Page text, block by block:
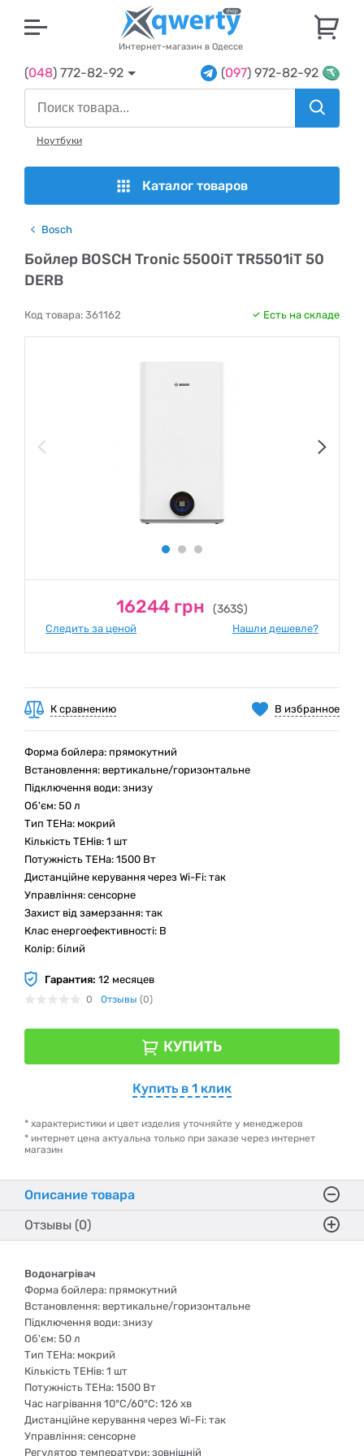
Интернет-магазин в Одессе
(048) 772-82-92 (097) 972-82-92
Ноутбуки
Каталог товаров
Bosch
Бойлер BOSCH Tronic 5500iT TR5501iT 50
DERB
Код товара: 361162 Есть на складе
16244 грн (363$)
Следить за ценой Нашли дешевле?
В избранное
К сравнению
Форма бойлера: прямокутний
Встановлення: вертикальне/горизонтальне
Підключення води: знизу
Об'єм: 50 л
Тип ТЕНа: мокрий
Кількість ТЕНів: 1 шт
Потужність ТЕНа: 1500 Вт
Дистанційне керування через Wi-Fi: так
Управління: сенсорне
Захист від замерзання: так
Клас енергоефективності: В
Колір: білий
Гарантия: 12 месяцев
0 Отзывы (0)
КУПИТЬ
Купить в 1 клик
* характеристики и цвет изделия уточняйте у менеджеров
* интернет цена актуальна только при заказе через интернет
магазин
Описание товара
Отзывы (0)
Водонагрівач
Форма бойлера: прямокутний
Встановлення: вертикальне/горизонтальне
Підключення води: знизу
Об'єм: 50 л
Тип ТЕНа: мокрий
Кількість ТЕНів: 1 шт
Потужність ТЕНа: 1500 Вт
Час нагрівання 10°C/60°C: 126 хв
Дистанційне керування через Wi-Fi: так
Управління: сенсорне
Регулятор температури: зовнішній